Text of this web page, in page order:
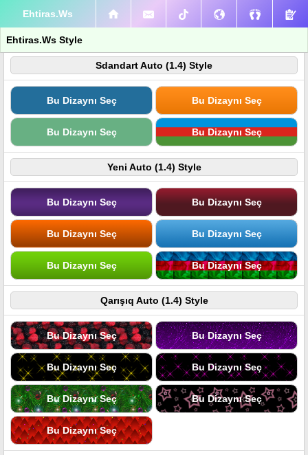
Ehtiras.Ws
Ehtiras.Ws Style
Sdandart Auto (1.4) Style
Bu Dizaynı Seç Bu Dizaynı Seç
Bu Dizaynı Seç Bu Dizaynı Seç
Yeni Auto (1.4) Style
Bu Dizaynı Seç Bu Dizaynı Seç
Bu Dizaynı Seç Bu Dizaynı Seç
Bu Dizaynı Seç Bu Dizaynı Seç
Qarışıq Auto (1.4) Style
Bu Dizaynı Seç Bu Dizaynı Seç
Bu Dizaynı Seç Bu Dizaynı Seç
Bu Dizaynı Seç Bu Dizaynı Seç
Bu Dizaynı Seç